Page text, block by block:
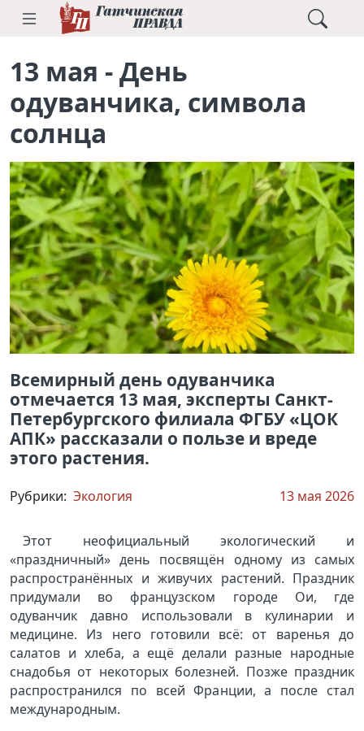
13 мая - День
одуванчика, символа
солнца
Всемирный день одуванчика
отмечается 13 мая, эксперты Санкт-
Петербургского филиала ФГБУ «ЦОК
АПК» рассказали о пользе и вреде
этого растения.
Рубрики: Экология 13 мая 2026
Этот неофициальный экологический и
«праздничный» день посвящён одному из самых
распространённых и живучих растений. Праздник
придумали во французском городе Ои, где
одуванчик давно использовали в кулинарии и
медицине. Из него готовили всё: от варенья до
салатов и хлеба, а ещё делали разные народные
снадобья от некоторых болезней. Позже праздник
распространился по всей Франции, а после стал
международным.